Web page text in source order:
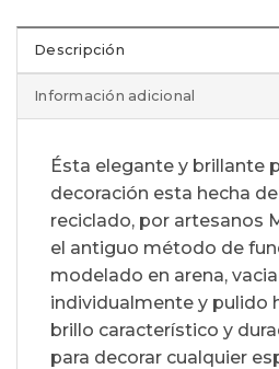
Descripción
Información adicional
Ésta elegante y brillante
decoración esta hecha
reciclado, por artesanos
el antiguo método de
modelado en arena,
individualmente y pulido
brillo característico y
para decorar cualquier